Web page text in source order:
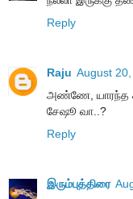
Reply
Raju August
அண்ணே, யாரந்த
சேஷூ வா..?
Reply
இரும்புத்திரை